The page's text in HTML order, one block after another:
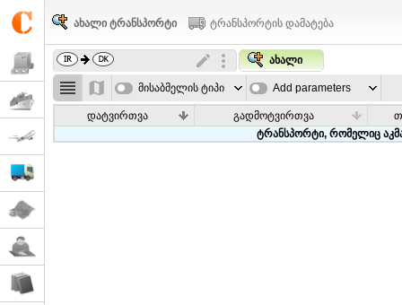
ახალი ტრანსპორტი ტრანსპორტის დამატება
ახალი
მისაბმელის ტიპი Add parameters
დატვირთვა გადმოტვირთვა
ტრანსპორტი, რომელიც